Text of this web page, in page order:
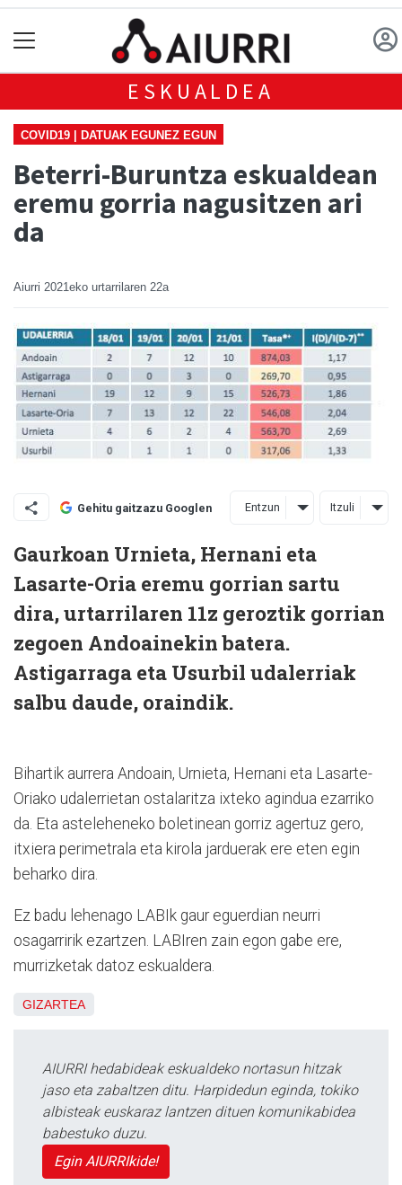
ESKUALDEA
COVID19 | DATUAK EGUNEZ EGUN
Beterri-Buruntza eskualdean
eremu gorria nagusitzen ari
da
Aiurri 2021eko urtarrilaren 22a
Gehitu gaitzazu Googlen Entzun Itzuli
Gaurkoan Urnieta, Hernani eta
Lasarte-Oria eremu gorrian sartu
dira, urtarrilaren 11z geroztik gorrian
zegoen Andoainekin batera.
Astigarraga eta Usurbil udalerriak
salbu daude, oraindik.
Bihartik aurrera Andoain, Urnieta, Hernani eta Lasarte-
Oriako udalerrietan ostalaritza ixteko agindua ezarriko
da. Eta asteleheneko boletinean gorriz agertuz gero,
itxiera perimetrala eta kirola jarduerak ere eten egin
beharko dira.
Ez badu lehenago LABIk gaur eguerdian neurri
osagarririk ezartzen. LABIren zain egon gabe ere,
murrizketak datoz eskualdera.
GIZARTEA
AIURRI hedabideak eskualdeko nortasun hitzak
jaso eta zabaltzen ditu. Harpidedun eginda, tokiko
albisteak euskaraz lantzen dituen komunikabidea
babestuko duzu.
Egin AIURRIkide!